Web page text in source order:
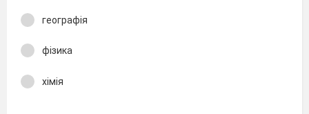
географія
фізика
хімія